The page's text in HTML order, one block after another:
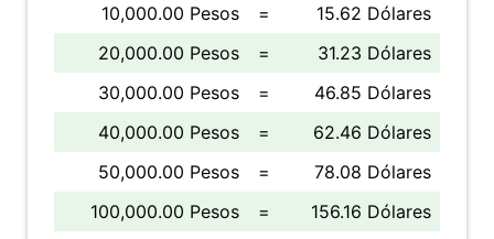
10,000.00 Pesos
=
15.62 Dólares
20,000.00 Pesos
=
31.23 Dólares
30,000.00 Pesos
=
46.85 Dólares
40,000.00 Pesos
=
62.46 Dólares
50,000.00 Pesos
=
78.08 Dólares
100,000.00 Pesos
=
156.16 Dólares